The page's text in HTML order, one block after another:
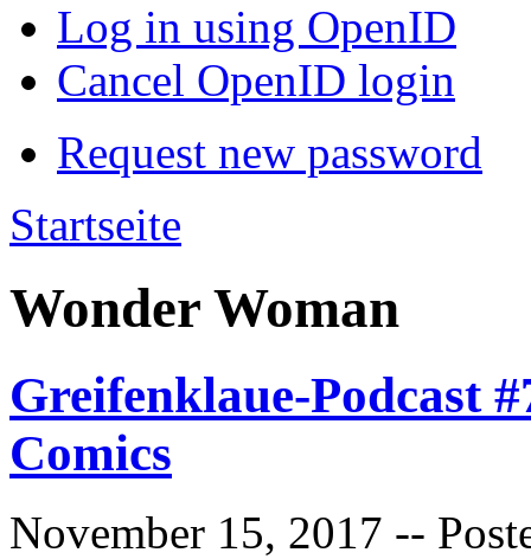
Log in using OpenID
Cancel OpenID login
Request new password
Startseite
Wonder Woman
Greifenklaue-Podcast
Comics
November 15, 2017 --